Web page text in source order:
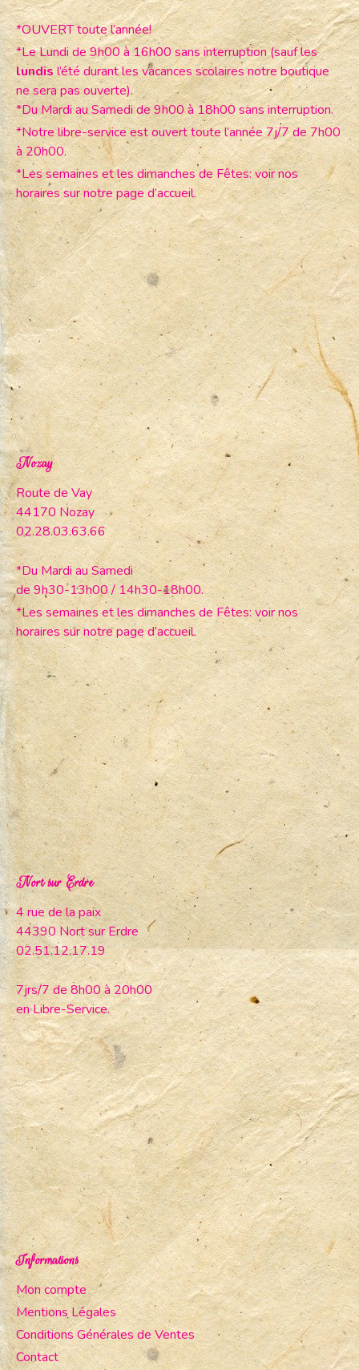
*OUVERT toute l’année!
*Le Lundi de 9h00 à 16h00 sans interruption (sauf les
lundisl’été durant les vacances scolaires notre boutique
ne sera pas ouverte).
*Du Mardi au Samedi de 9h00 à 18h00 sans interruption.
*Notre libre-service est ouvert toute l’année 7j/7 de 7h00
à 20h00.
*Les semaines et les dimanches de Fêtes: voir nos
horaires sur notre page d’accueil.
Nozay
Route de Vay
44170 Nozay
02.28.03.63.66
*Du Mardi au Samedi
de 9h30-13h00 / 14h30-18h00.
*Les semaines et les dimanches de Fêtes: voir nos
horaires sur notre page d’accueil.
Nort sur Erdre
4 rue de la paix
44390 Nort sur Erdre
02.51.12.17.19
7jrs/7 de 8h00 à 20h00
en Libre-Service.
Informations
Mon compte
Mentions Légales
Conditions Générales de Ventes
Contact